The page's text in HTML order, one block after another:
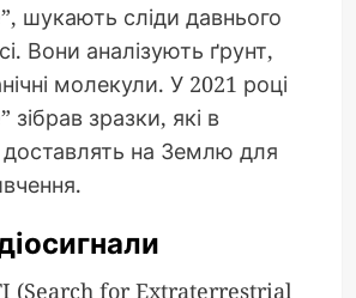
шукають сліди давнього
Вони аналізують ґрунт,
молекули. У 2021 році
зібрав зразки, які в
на Землю для
(Search for Extraterrestrial